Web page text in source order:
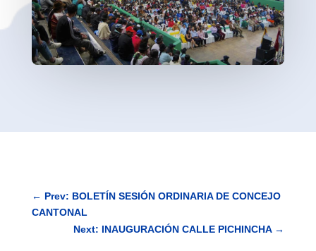
← Prev: BOLETÍN SESIÓN ORDINARIA DE CONCEJO
CANTONAL
Next: INAUGURACIÓN CALLE PICHINCHA→